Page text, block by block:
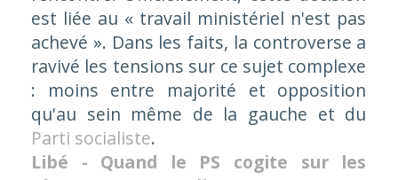
est liée au « travail ministériel n'est pas
achevé ». Dans les faits, la controverse a
ravivé les tensions sur ce sujet complexe
: moins entre majorité et opposition
qu'au sein même de la gauche et du
Parti socialiste.
Libé - Quand le PS cogite sur les